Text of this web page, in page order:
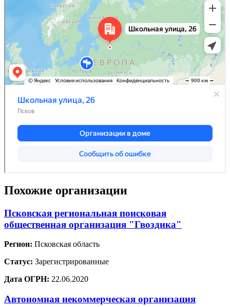
Похожие организации
Псковская региональная поисковая
общественная организация "Гвоздика"
Регион: Псковская область
Статус: Зарегистрированные
Дата ОГРН: 22.06.2020
Автономная некоммерческая организация